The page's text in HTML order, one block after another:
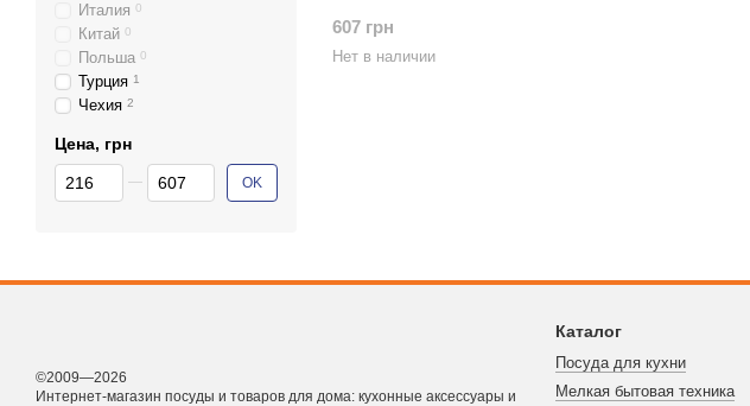
607 грн
Нет в наличии
Италия 0
Китай 0
Польша 0
Турция 1
Чехия 2
Цена, грн
От Цена, грн
До Цена, грн OK
©2009—2026
Интернет-магазин посуды и товаров для дома: кухонные аксессуары и
Каталог
Посуда для кухни
Мелкая бытовая техника